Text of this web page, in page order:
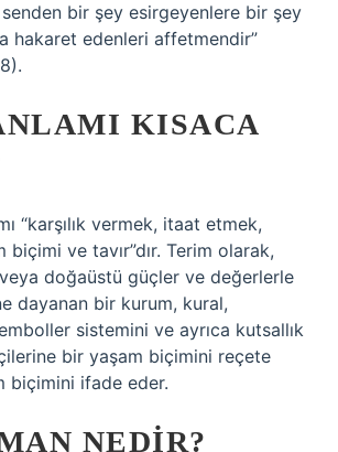
bir şey esirgeyenlere bir şey
hakaret edenleri affetmendir”
KISACA
“karşılık vermek, itaat etmek,
biçimi ve tavır”dır. Terim olarak,
doğaüstü güçler ve değerlerle
dayanan bir kurum, kural,
sistemini ve ayrıca kutsallık
bir yaşam biçimini reçete
biçimini ifade eder.
NEDIR?